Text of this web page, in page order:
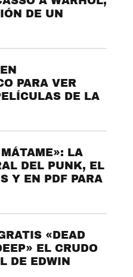
DE UN
PARA VER
DE LA
MÁTAME»: LA
DEL PUNK, EL
Y EN PDF PARA
«DEAD
EL CRUDO
DE EDWIN